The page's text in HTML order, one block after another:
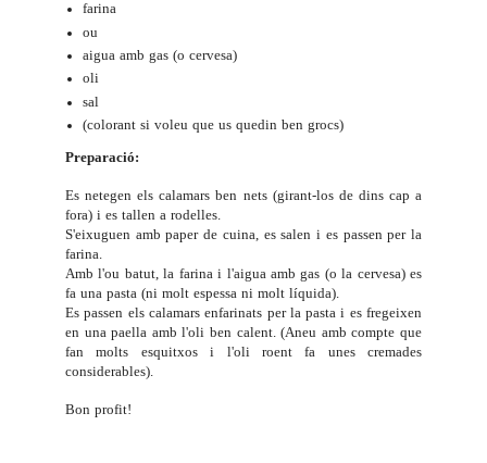
farina
ou
aigua amb gas (o cervesa)
oli
sal
(colorant si voleu que us quedin ben grocs)
Preparació:
Es netegen els calamars ben nets (girant-los de dins cap a
fora) i es tallen a rodelles.
S'eixuguen amb paper de cuina, es salen i es passen per la
farina.
Amb l'ou batut, la farina i l'aigua amb gas (o la cervesa) es
fa una pasta (ni molt espessa ni molt líquida).
Es passen els calamars enfarinats per la pasta i es fregeixen
en una paella amb l'oli ben calent. (Aneu amb compte que
fan molts esquitxos i l'oli roent fa unes cremades
considerables).
Bon profit!